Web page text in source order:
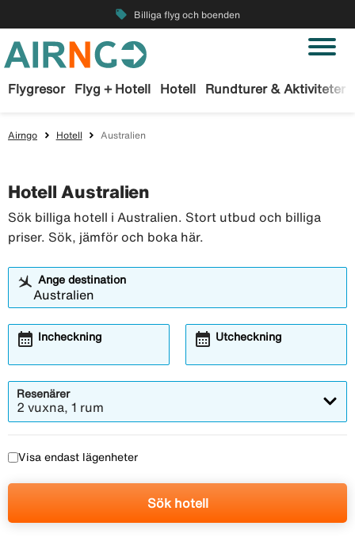
local_offer Billiga flyg och boenden
Flygresor Flyg + Hotell Hotell Rundturer & Aktiviteter
Airngo Hotell Australien
Hotell Australien
Sök billiga hotell i Australien. Stort utbud och billiga
priser. Sök, jämför och boka här.
Ange destination
Incheckning
calendar_month Utcheckning
calendar_month
Resenärer
2 vuxna, 1 rum
Visa endast lägenheter
Sök hotell